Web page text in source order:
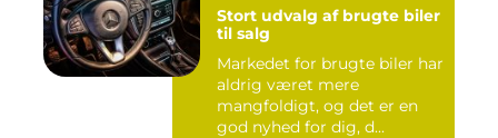
Stort udvalg af brugte biler
til salg
Markedet for brugte biler har
aldrig været mere
mangfoldigt, og det er en
god nyhed for dig, d...